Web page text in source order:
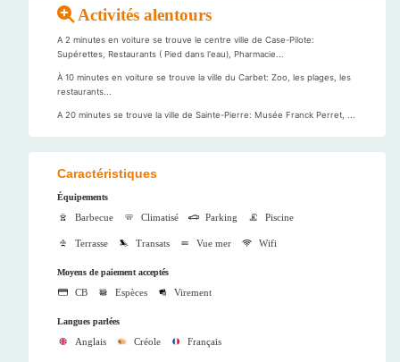
Activités alentours
A 2 minutes en voiture se trouve le centre ville de Case-Pilote:
Supérettes, Restaurants ( Pied dans l'eau), Pharmacie...
À 10 minutes en voiture se trouve la ville du Carbet: Zoo, les plages, les
restaurants...
A 20 minutes se trouve la ville de Sainte-Pierre: Musée Franck Perret, ...
Caractéristiques
Équipements
Barbecue Climatisé Parking Piscine
Terrasse Transats Vue mer Wifi
Moyens de paiement acceptés
CB Espèces Virement
Langues parlées
Anglais Créole Français